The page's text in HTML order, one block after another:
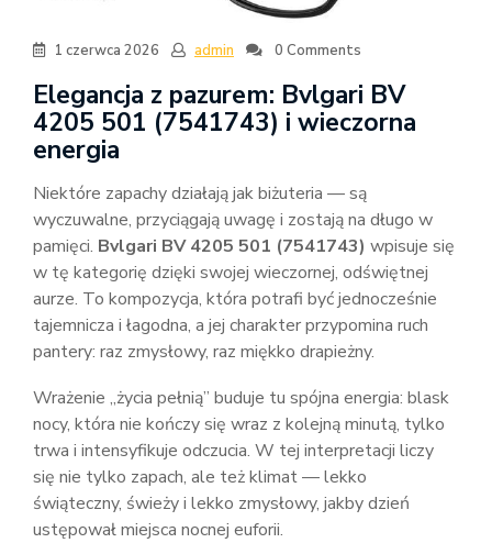
1 czerwca 2026 admin 0 Comments
Elegancja z pazurem: Bvlgari BV
4205 501 (7541743) i wieczorna
energia
Niektóre zapachy działają jak biżuteria — są
wyczuwalne, przyciągają uwagę i zostają na długo w
pamięci. Bvlgari BV 4205 501 (7541743) wpisuje się
w tę kategorię dzięki swojej wieczornej, odświętnej
aurze. To kompozycja, która potrafi być jednocześnie
tajemnicza i łagodna, a jej charakter przypomina ruch
pantery: raz zmysłowy, raz miękko drapieżny.
Wrażenie „życia pełnią” buduje tu spójna energia: blask
nocy, która nie kończy się wraz z kolejną minutą, tylko
trwa i intensyfikuje odczucia. W tej interpretacji liczy
się nie tylko zapach, ale też klimat — lekko
świąteczny, świeży i lekko zmysłowy, jakby dzień
ustępował miejsca nocnej euforii.